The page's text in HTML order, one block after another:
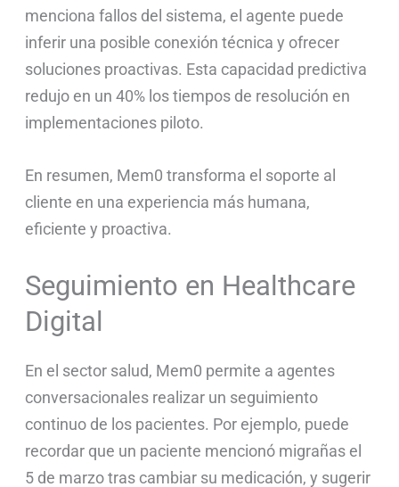
menciona fallos del sistema, el agente puede
inferir una posible conexión técnica y ofrecer
soluciones proactivas. Esta capacidad predictiva
redujo en un 40% los tiempos de resolución en
implementaciones piloto.
En resumen, Mem0 transforma el soporte al
cliente en una experiencia más humana,
eficiente y proactiva.
Seguimiento en Healthcare
Digital
En el sector salud, Mem0 permite a agentes
conversacionales realizar un seguimiento
continuo de los pacientes. Por ejemplo, puede
recordar que un paciente mencionó migrañas el
5 de marzo tras cambiar su medicación, y sugerir